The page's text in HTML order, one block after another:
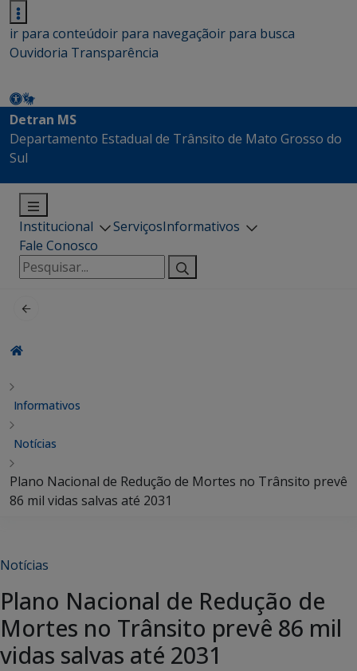
ir para conteúdoir para navegaçãoir para busca
Ouvidoria Transparência
Detran MS
Departamento Estadual de Trânsito de Mato Grosso do
Sul
Institucional ServiçosInformativos
Fale Conosco
Pesquisar
por:
Informativos
Notícias
Plano Nacional de Redução de Mortes no Trânsito prevê
86 mil vidas salvas até 2031
Notícias
Plano Nacional de Redução de
Mortes no Trânsito prevê 86 mil
vidas salvas até 2031